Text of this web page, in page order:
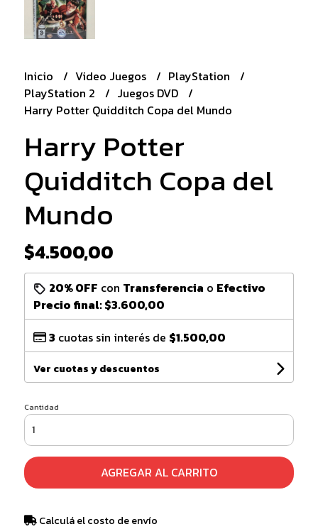
Inicio Video Juegos
PlayStation
PlayStation 2
Juegos DVD
Harry Potter Quidditch Copa del Mundo
Harry Potter
Quidditch Copa del
Mundo
$4.500,00
20% OFF con Transferencia o Efectivo
Precio final:$3.600,00
3 cuotas sin interés de $1.500,00
Ver cuotas y descuentos
Cantidad
AGREGAR AL CARRITO
Calculá el costo de envío